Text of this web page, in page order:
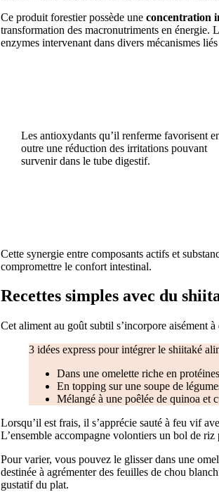
Ce produit forestier possède une concentration
transformation des macronutriments en énergie.
enzymes intervenant dans divers mécanismes
Les antioxydants qu’il renferme favorisent
outre une réduction des irritations pouvant
survenir dans le tube digestif.
Cette synergie entre composants actifs et
compromettre le confort intestinal.
Recettes simples avec du
Cet aliment au goût subtil s’incorpore aisément
3 idées express pour intégrer le shiitaké
Dans une omelette riche en protéines
En topping sur une soupe de
Mélangé à une poêlée de quinoa et
Lorsqu’il est frais, il s’apprécie sauté à feu vif
L’ensemble accompagne volontiers un bol de
Pour varier, vous pouvez le glisser dans une
destinée à agrémenter des feuilles de chou
gustatif du plat.